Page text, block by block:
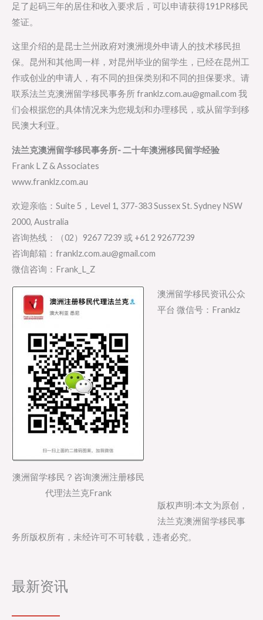
足了起码三年的居住和收入要求后，可以申请获得191PR移民
签证。
这里介绍的是昆士兰州政府对澳洲境外申请人的技术移民担
保。昆州和其他周一样，对昆州毕业的留学生，已经在昆州工
作或创业的申请人，有不同的担保类别和不同的担保要求。请
联系法兰克澳洲留学移民事务所 franklz.com.au@gmail.com 我
们会根据您的具体情况来为您规划和办理移民，或从留学到移
民澳大利亚。
法兰克澳洲留学移民事务所- 二十年澳洲移民留学经验
Frank L Z & Associates
www.franklz.com.au
欢迎亲临：Suite 5，Level 1, 377-383 Sussex St. Sydney NSW
2000, Australia
咨询热线：（02）9267 7239 或 +61 2 92677239
咨询邮箱：franklz.com.au@gmail.com
微信咨询：Frank_L_Z
澳洲留学移民？咨询澳洲注册移民
代理法兰克Frank
澳洲留学移民资讯公众
平台 微信号：Franklz
版权声明:本文为原创，
法兰克澳洲留学移民事
务所版权所有，未经许可不可转载，违者必究。
最新资讯